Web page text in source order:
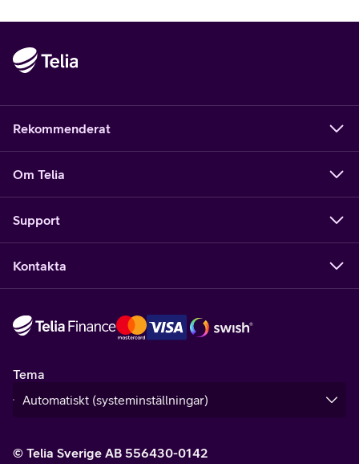
Rekommenderat
Om Telia
Support
Kontakta
Tema
© Telia Sverige AB 556430-0142